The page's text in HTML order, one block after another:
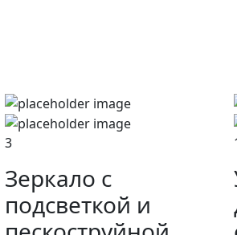
3
Зеркало с
подсветкой и